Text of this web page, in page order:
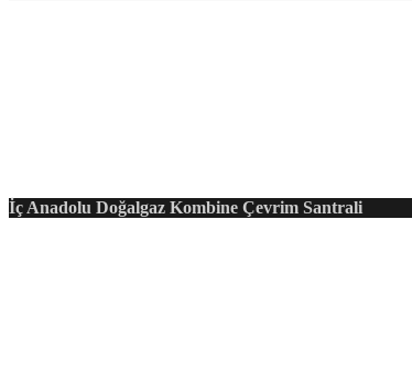
İç Anadolu Doğalgaz Kombine Çevrim Santrali